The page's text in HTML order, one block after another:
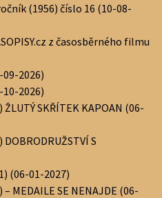
(1956) číslo 16 (10-08-
z časosběrného filmu
09-2026)
10-2026)
SKŘÍTEK KAPOAN (06-
S
(06-01-2027)
MEDAILE SE NENAJDE (06-